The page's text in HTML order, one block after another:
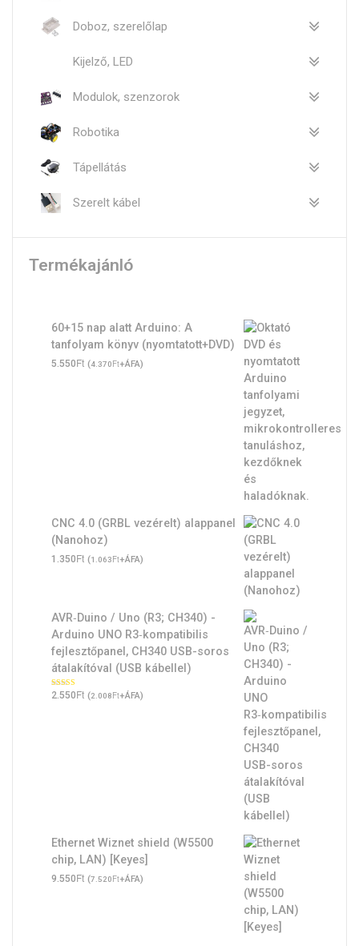
Doboz, szerelőlap
Kijelző, LED
Modulok, szenzorok
Robotika
Tápellátás
Szerelt kábel
Termékajánló
60+15 nap alatt Arduino: A
tanfolyam könyv (nyomtatott+DVD)
5.550Ft (4.370Ft+ÁFA)
CNC 4.0 (GRBL vezérelt) alappanel
(Nanohoz)
1.350Ft (1.063Ft+ÁFA)
AVR‑Duino / Uno (R3; CH340) -
Arduino UNO R3‑kompatibilis
fejlesztőpanel, CH340 USB-soros
átalakítóval (USB kábellel)
Értékelés:
5.00 / 5
2.550Ft (2.008Ft+ÁFA)
Ethernet Wiznet shield (W5500
chip, LAN) [Keyes]
9.550Ft (7.520Ft+ÁFA)